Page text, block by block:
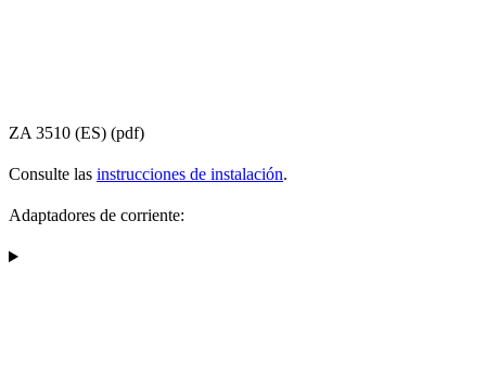
ZA 3510 (ES) (pdf)
Consulte las instrucciones de instalación.
Adaptadores de corriente: